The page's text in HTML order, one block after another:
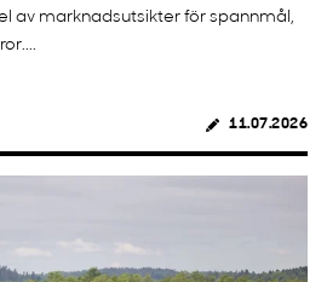
av marknadsutsikter för spannmål,
11.07.2026